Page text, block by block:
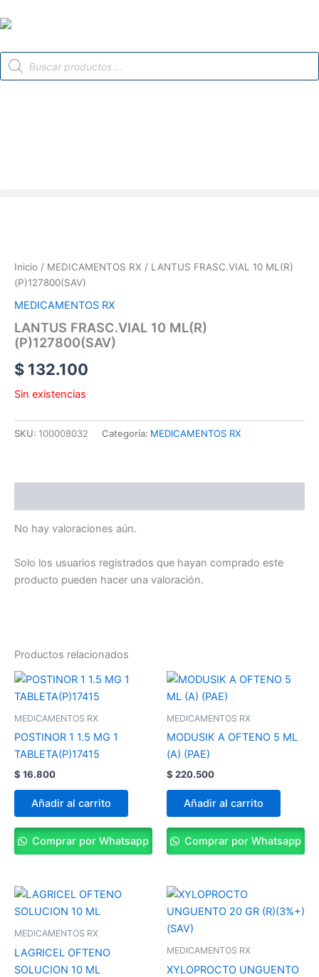
al
Búsqueda
de
Inicio / MEDICAMENTOS RX / LANTUS FRASC.VIAL 10 ML(R)
(P)127800(SAV)
MEDICAMENTOS RX
LANTUS FRASC.VIAL 10 ML(R)
(P)127800(SAV)
$ 132.100
Sin existencias
SKU: 100008032 Categoría: MEDICAMENTOS RX
No hay valoraciones aún.
Solo los usuarios registrados que hayan comprado este
producto pueden hacer una valoración.
Productos relacionados
MEDICAMENTOS RX
POSTINOR 1 1.5 MG 1
TABLETA(P)17415
$ 16.800
Añadir al carrito
Comprar por Whatsapp
MEDICAMENTOS RX
MODUSIK A OFTENO 5 ML
(A) (PAE)
$ 220.500
Añadir al carrito
Comprar por Whatsapp
MEDICAMENTOS RX
LAGRICEL OFTENO
SOLUCION 10 ML
MEDICAMENTOS RX
XYLOPROCTO UNGUENTO